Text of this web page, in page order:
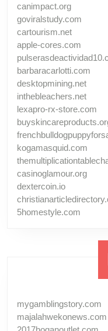
canimpact.org
goviralstudy.com
cartourism.net
apple-cores.com
barbaracarlotti.com
desktopmining.net
inthebleachers.net
lexapro-rx-store.com
kogamasquid.com
casinoglamour.org
dextercoin.io
5homestyle.com
mygamblingstory.com
majalahwekonews.com